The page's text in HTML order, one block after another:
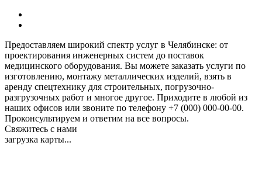
Предоставляем широкий спектр услуг в Челябинске: от
проектирования инженерных систем до поставок
медицинского оборудования. Вы можете заказать услуги по
изготовлению, монтажу металлических изделий, взять в
аренду спецтехнику для строительных, погрузочно-
разгрузочных работ и многое другое. Приходите в любой из
наших офисов или звоните по телефону +7 (000) 000-00-00.
Проконсультируем и ответим на все вопросы.
Свяжитесь с нами
загрузка карты...